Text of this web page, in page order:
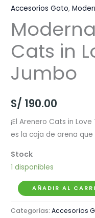
Accesorios Gato,
Cats in
Jumbo
S/ 190.00
¡El Arenero Cats in
es la caja de arena
1 disponibles
Moderna
Arenero
Cats
AÑADIR AL
Categorías:Accesorios